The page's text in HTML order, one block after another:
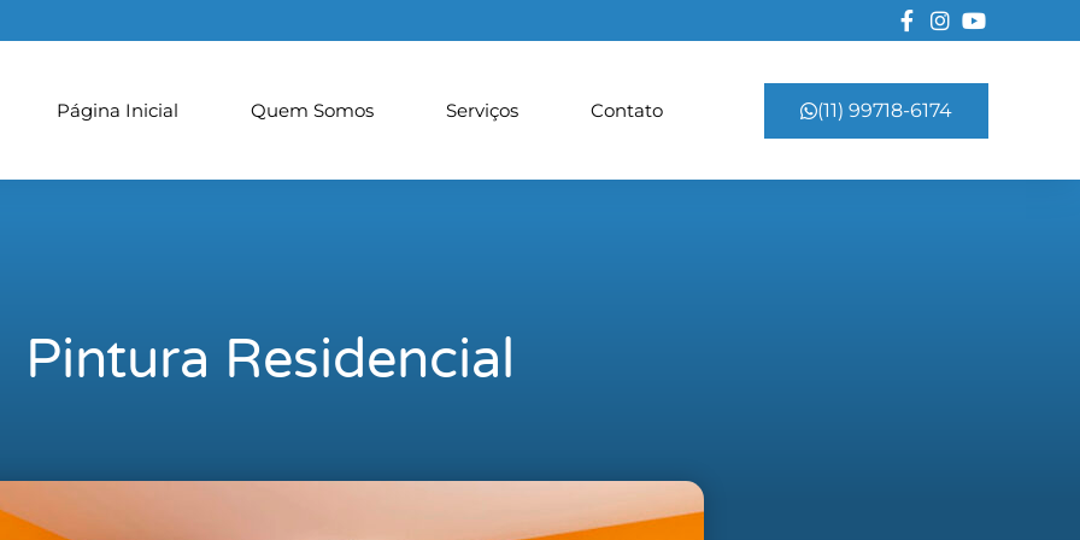
Página Inicial Quem Somos Serviços Contato (11) 99718-6174
Pintura Residencial